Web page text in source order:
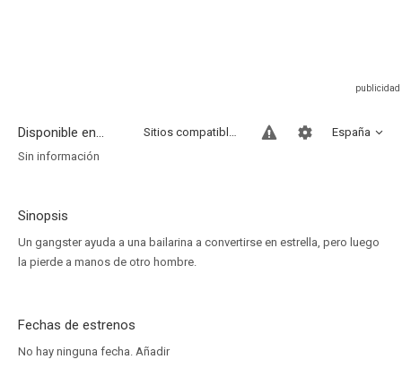
Disponible en... España
Sitios compatibles
Sin información
Sinopsis
Un gangster ayuda a una bailarina a convertirse en estrella, pero luego
la pierde a manos de otro hombre.
Fechas de estrenos
No hay ninguna fecha. Añadir